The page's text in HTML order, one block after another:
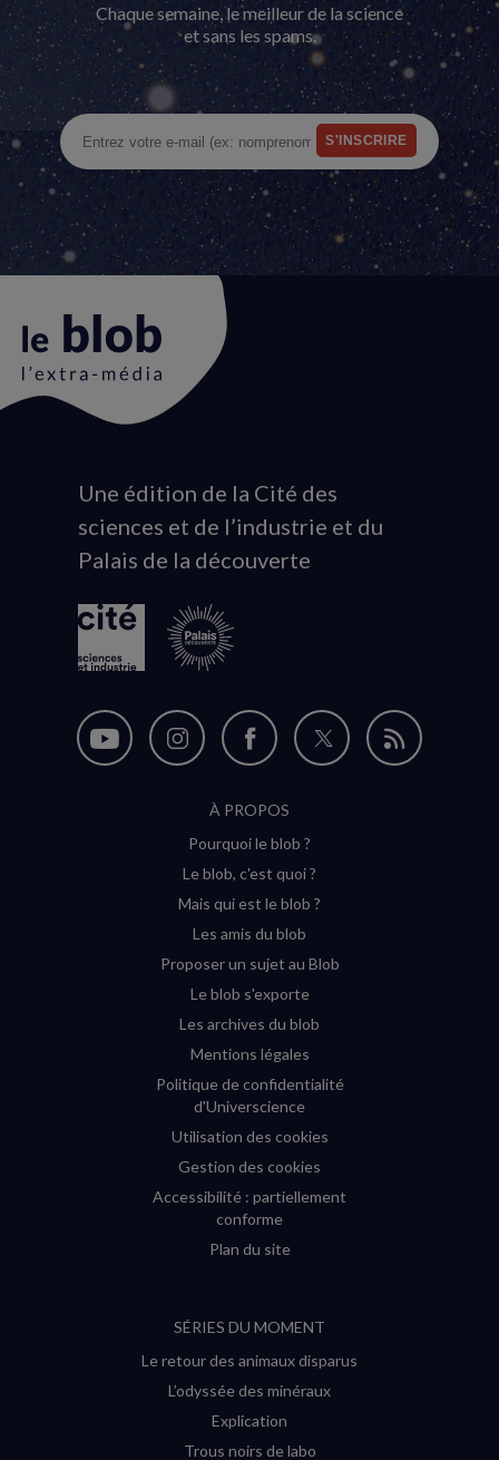
Chaque semaine, le meilleur de la science
et sans les spams.
Animation
du
logo
Une édition de la Cité des
sciences et de l’industrie et du
Palais de la découverte
Nous
Nous
Instagram
(nouvelle
Nous
sur
Facebook
(nouvelle
Nous
Flux
À PROPOS
Pourquoi le blob ?
Le blob, c'est quoi ?
Mais qui est le blob ?
Les amis du blob
Proposer un sujet au Blob
Le blob s'exporte
Les archives du blob
Mentions légales
Politique de confidentialité
d'Universcience
Utilisation des cookies
Gestion des cookies
Accessibilité : partiellement
conforme
Plan du site
SÉRIES DU MOMENT
Le retour des animaux disparus
L’odyssée des minéraux
Explication
Trous noirs de labo